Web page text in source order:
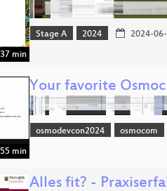
37 min
Stage A 2024 2024-
55 min
Your favorite
osmodevcon2024 osmocom
Alles fit? -